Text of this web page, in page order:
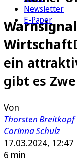
Newsletter
E-Paper
Wirtschaft
ein
gibt es
Von
Thorsten Breitkopf
Corinna Schulz
17.03.2024, 12:47
6 min